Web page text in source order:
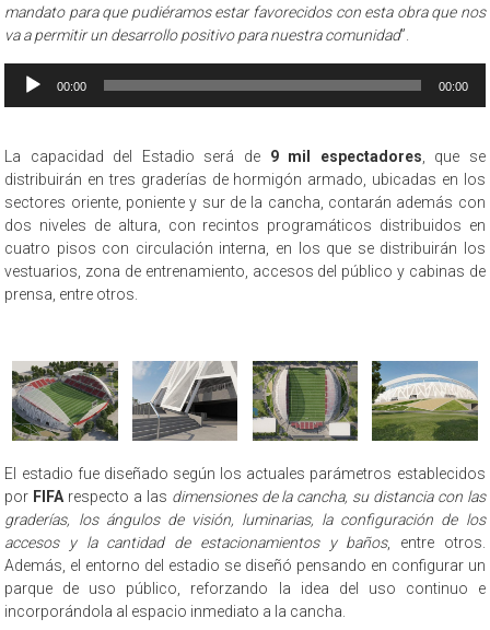
mandato para que pudiéramos estar favorecidos con esta obra que nos
va a permitir un desarrollo positivo para nuestra comunidad”.
Reproductor
00:00 00:00
La capacidad del Estadio será de 9 mil espectadores , que se
distribuirán en tres graderías de hormigón armado, ubicadas en los
sectores oriente, poniente y sur de la cancha, contarán además con
dos niveles de altura, con recintos programáticos distribuidos en
cuatro pisos con circulación interna, en los que se distribuirán los
vestuarios, zona de entrenamiento, accesos del público y cabinas de
prensa, entre otros.
El estadio fue diseñado según los actuales parámetros establecidos
por FIFA respecto a las dimensiones de la cancha, su distancia con las
graderías, los ángulos de visión, luminarias, la configuración de los
accesos y la cantidad de estacionamientos y baños, entre otros.
Además, el entorno del estadio se diseñó pensando en configurar un
parque de uso público, reforzando la idea del uso continuo e
incorporándola al espacio inmediato a la cancha.